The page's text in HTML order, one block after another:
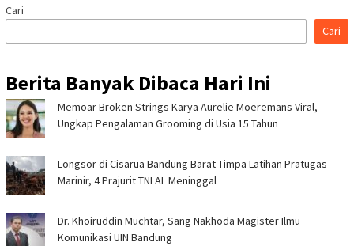
Cari
Cari
Berita Banyak Dibaca Hari Ini
Memoar Broken Strings Karya Aurelie Moeremans Viral,
Ungkap Pengalaman Grooming di Usia 15 Tahun
Longsor di Cisarua Bandung Barat Timpa Latihan Pra­tugas
Marinir, 4 Prajurit TNI AL Meninggal
Dr. Khoiruddin Muchtar, Sang Nakhoda Magister Ilmu
Komunikasi UIN Bandung